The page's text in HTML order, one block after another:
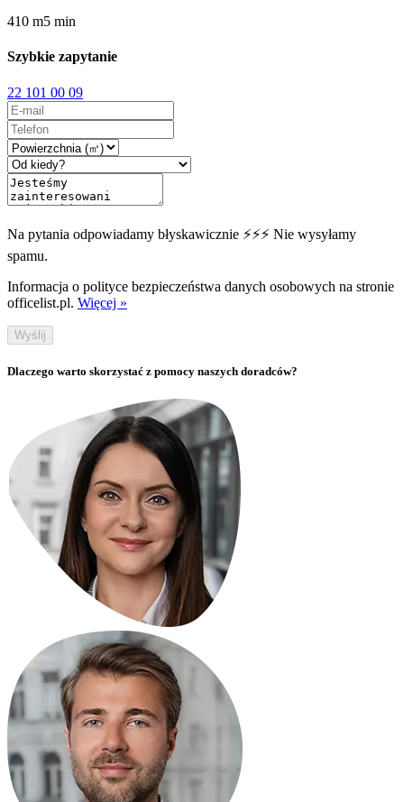
410 m5 min
Szybkie zapytanie
22 101 00 09
Na pytania odpowiadamy błyskawicznie ⚡⚡⚡ Nie wysyłamy
spamu.
Informacja o polityce bezpieczeństwa danych osobowych na stronie
officelist.pl. Więcej »
Wyślij
Dlaczego warto skorzystać z pomocy naszych doradców?